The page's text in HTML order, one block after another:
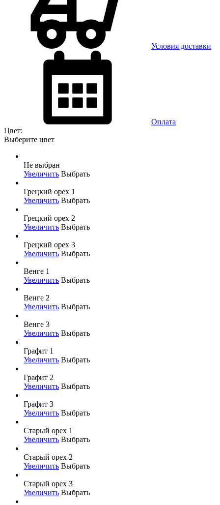
Условия доставки
Оплата
Цвет:
Выберите цвет
Не выбран
Увеличить Выбрать
Грецкий орех 1
Увеличить Выбрать
Грецкий орех 2
Увеличить Выбрать
Грецкий орех 3
Увеличить Выбрать
Венге 1
Увеличить Выбрать
Венге 2
Увеличить Выбрать
Венге 3
Увеличить Выбрать
Графит 1
Увеличить Выбрать
Графит 2
Увеличить Выбрать
Графит 3
Увеличить Выбрать
Старый орех 1
Увеличить Выбрать
Старый орех 2
Увеличить Выбрать
Старый орех 3
Увеличить Выбрать